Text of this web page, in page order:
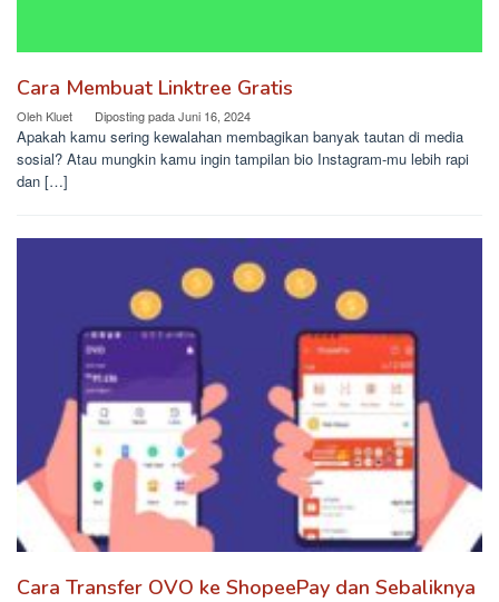
Cara Membuat Linktree Gratis
Oleh Kluet Diposting padaJuni 16, 2024
Apakah kamu sering kewalahan membagikan banyak tautan di media
sosial? Atau mungkin kamu ingin tampilan bio Instagram-mu lebih rapi
dan […]
Cara Transfer OVO ke ShopeePay dan Sebaliknya